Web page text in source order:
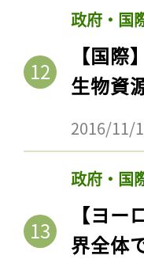
政府・国
【国
生物資
2016/11/
政府・国
【ヨ
界全体